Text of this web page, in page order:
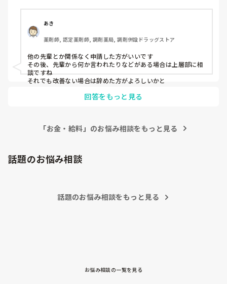
あき
薬剤師, 認定薬剤師, 調剤薬局, 調剤併設ドラッグストア
他の先輩とか関係なく申請した方がいいです
その後、先輩から何か言われたりなどがある場合は上層部に相
談ですね
それでも改善ない場合は辞めた方がよろしいかと
回答をもっと見る
「お金・給料」のお悩み相談をもっと見る
話題のお悩み相談
話題のお悩み相談をもっと見る
お悩み相談の一覧を見る